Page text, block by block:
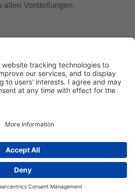
allen Vorstellungen
60311 Frankfurt - Innenstadt
Marketing GmbH –Imprint